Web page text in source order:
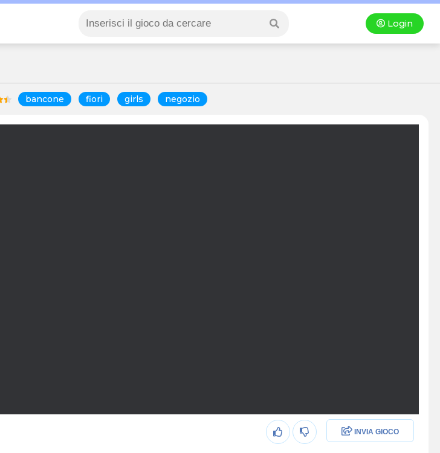
Login
bancone fiori girls negozio
INVIA GIOCO